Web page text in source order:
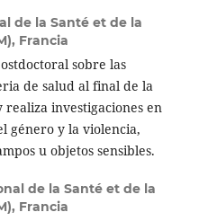
de la Santé et de la
Francia
sobre las
de salud al final de la
realiza investigaciones en
género y la violencia,
u objetos sensibles.
de la Santé et de la
Francia